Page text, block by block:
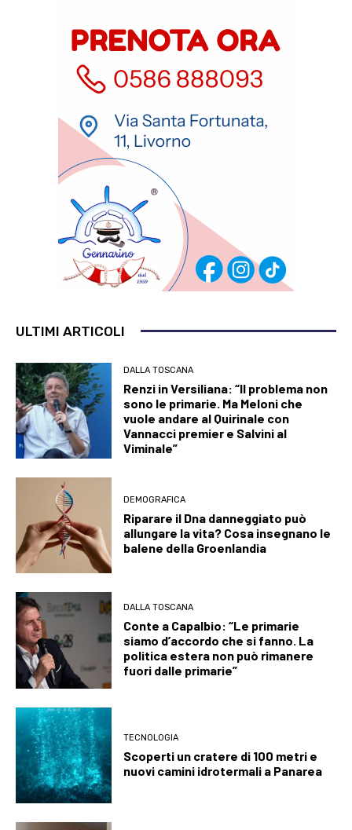
ULTIMI ARTICOLI
DALLA TOSCANA
Renzi in Versiliana: “Il problema non
sono le primarie. Ma Meloni che
vuole andare al Quirinale con
Vannacci premier e Salvini al
Viminale”
DEMOGRAFICA
Riparare il Dna danneggiato può
allungare la vita? Cosa insegnano le
balene della Groenlandia
DALLA TOSCANA
Conte a Capalbio: “Le primarie
siamo d’accordo che si fanno. La
politica estera non può rimanere
fuori dalle primarie”
TECNOLOGIA
Scoperti un cratere di 100 metri e
nuovi camini idrotermali a Panarea